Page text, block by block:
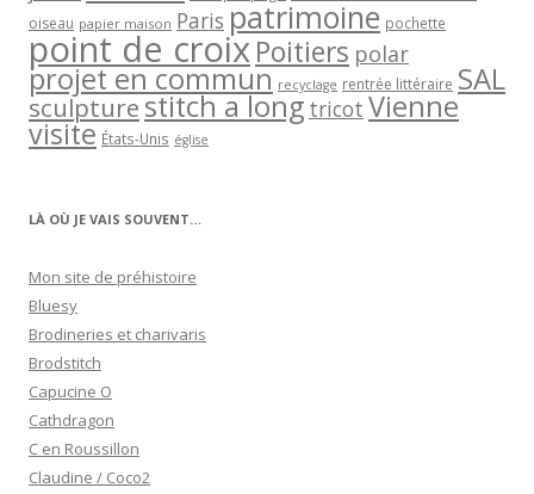
oiseau papier maison Paris patrimoine pochette
point de croixPoitiers polar
projet en commun recyclage rentrée littéraire SAL
sculpturestitch a long tricot Vienne
visite États-Unis église
LÀ OÙ JE VAIS SOUVENT…
Mon site de préhistoire
Bluesy
Brodineries et charivaris
Brodstitch
Capucine O
Cathdragon
C en Roussillon
Claudine / Coco2